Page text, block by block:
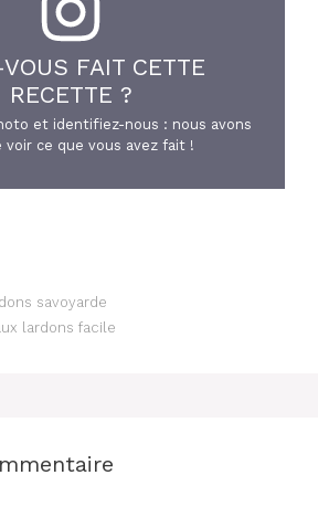
FAIT CETTE
RECETTE ?
et identifiez-nous : nous avons
voir ce que vous avez fait !
savoyarde
lardons facile